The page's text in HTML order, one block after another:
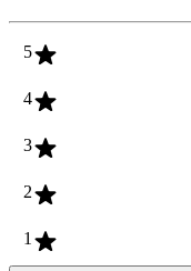
5
4
3
2
1